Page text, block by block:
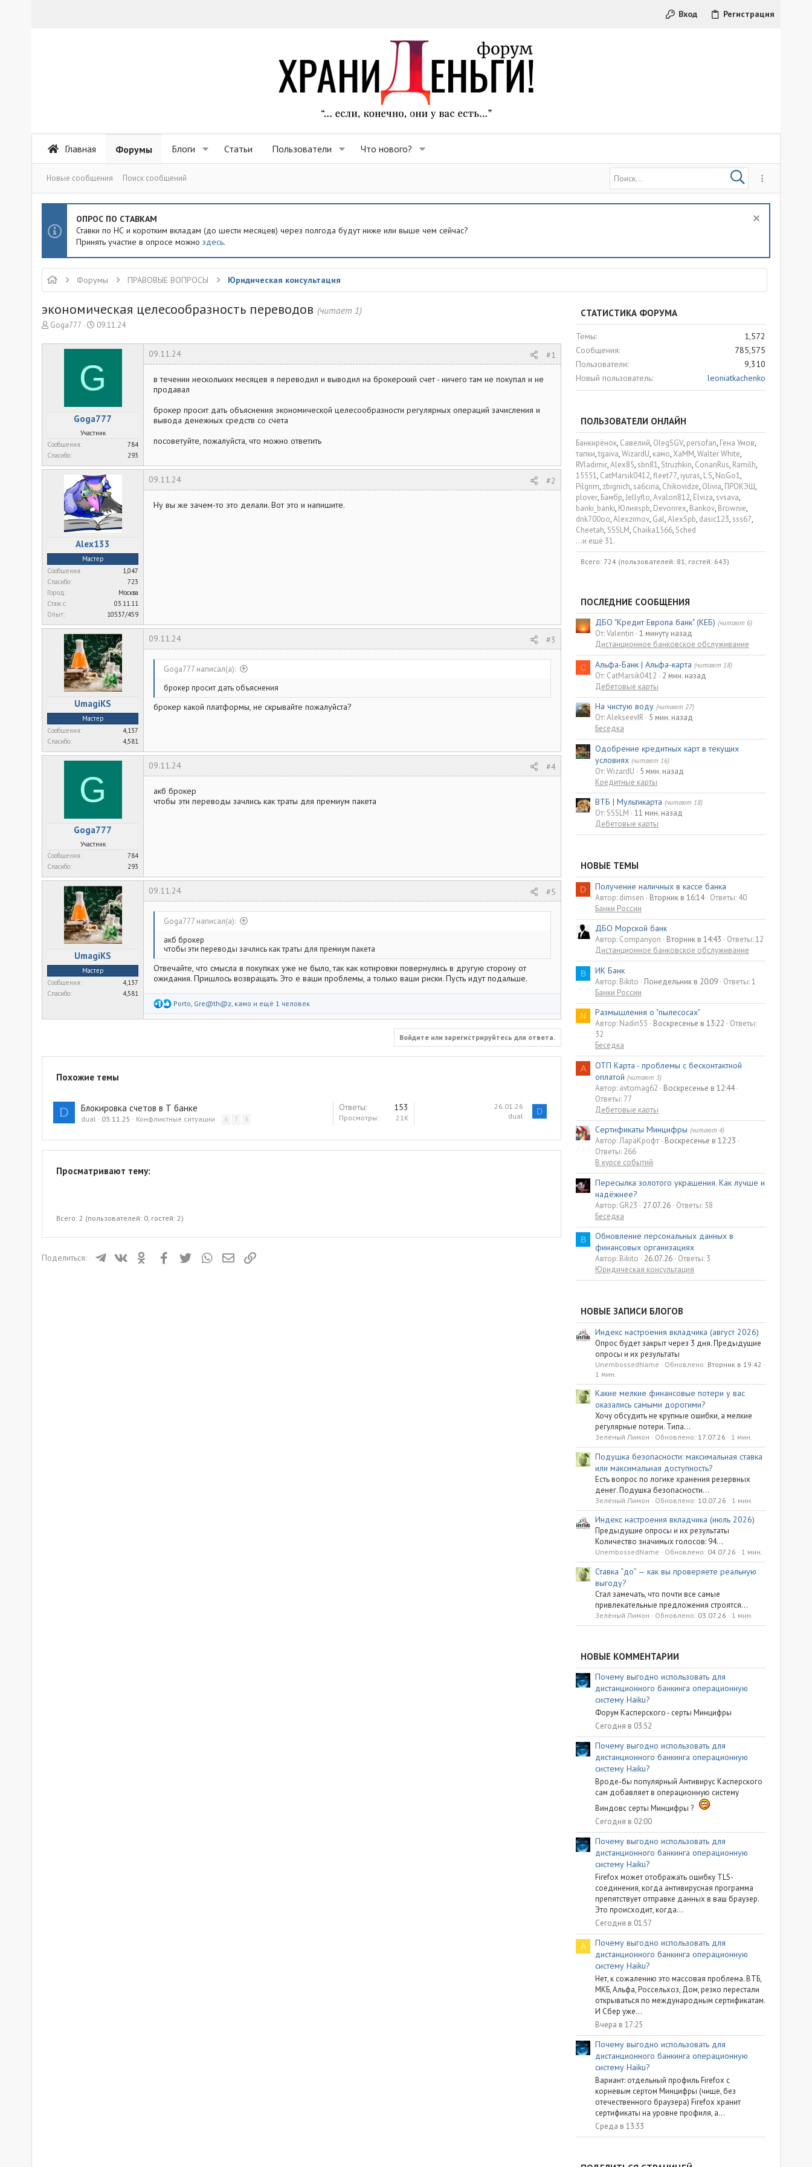
Вход Регистрация
Главная Форумы Блоги Статьи Пользователи Что нового?
Новые сообщения Поиск сообщений
ОПРОС ПО СТАВКАМ
Ставки по НС и коротким вкладам (до шести месяцев) через полгода будут ниже или выше чем сейчас?
Принять участие в опросе можно здесь.
Форумы ПРАВОВЫЕ ВОПРОСЫ Юридическая консультация
экономическая целесообразность переводов (читает 1)
А
т
Goga777
Д
т
н
а
ч
а
09.11.24
G
Goga777
Участник
Сообщения
784
Спасибо
293
09.11.24 #1
в течении нескольких месяцев я переводил и выводил на брокерский счет - ничего там не покупал и не
продавал
брокер просит дать объяснения экономической целесообразности регулярных операций зачисления и
вывода денежных средств со счета
посоветуйте, пожалуйста, что можно ответить
Alex133
Мастер
Сообщения
1,047
Спасибо
723
Город
Москва
Стаж c
03.11.11
Опыт
10537/459
09.11.24 #2
Ну вы же зачем-то это делали. Вот это и напишите.
UmagiKS
Мастер
Сообщения
4,137
Спасибо
4,581
09.11.24 #3
Goga777 написал(а):
брокер просит дать объяснения
брокер какой платформы, не скрывайте пожалуйста?
G
Goga777
Участник
Сообщения
784
Спасибо
293
09.11.24 #4
акб брокер
чтобы эти переводы зачлись как траты для премиум пакета
UmagiKS
Мастер
Сообщения
4,137
Спасибо
4,581
09.11.24 #5
Goga777 написал(а):
акб брокер
чтобы эти переводы зачлись как траты для премиум пакета
Отвечайте, что смысла в покупках уже не было, так как котировки повернулись в другую сторону от
ожидания. Пришлось возвращать. Это е ваши проблемы, а только ваши риски. Пусть идут подальше.
Р
а
Porto, Gre@th@z, камо и ещё 1 человек
Войдите или зарегистрируйтесь для ответа.
Похожие темы
D Блокировка счетов в Т банке
dual 03.11.25 Конфликтные ситуации 6 7 8
Ответы 153
Просмотры 21K
26.01.26
dual
D
Просматривают тему:
Всего: 2 (пользователей: 0, гостей: 2)
Поделиться: ТелеграмВКонтактеОдноклассники
FacebookTwitter WhatsAppЭлектронная почта
СТАТИСТИКА ФОРУМА
Темы
1,572
Сообщения
785,575
Пользователи
9,310
Новый пользователь
leoniatkachenko
ПОЛЬЗОВАТЕЛИ ОНЛАЙН
Банкирёнок Савелий OlegSGV persofan Гена Умов
тапки tgaiva WizardU камо XaMM Walter White
RVladimir Alex85 sbn81 Struzhkin ConanRus Ramilh
15551 CatMarsik0412 fleet77 iyuras L S NoGo1
Pilgrim zbignich sa6cina Chikovidze Olivia ПРОКЭШ
plover Бамбр Jellyflo Avalon812 Elviza svsava
banki_banki Юлияspb Devonrex Bankov Brownie
dnk700oo Alexzimov Gal AlexSpb dasic123 sss67
Cheetah SSSLM Chaika1566 Sched
...и ещё 31.
Всего: 724 (пользователей: 81, гостей: 643)
ПОСЛЕДНИЕ СООБЩЕНИЯ
ДБО "Кредит Европа банк" (КЕБ) (читают 6)
От: Valentin 1 минуту назад
Дистанционное банковское обслуживание
C Альфа-Банк | Альфа-карта (читают 18)
От: CatMarsik0412
2 мин. назад
Дебетовые карты
На чистую воду (читают 27)
От: AlekseevIR 5 мин. назад
Беседка
Одобрение кредитных карт в текущих
условиях (читают 16)
От: WizardU
5 мин. назад
Кредитные карты
ВТБ | Мультикарта (читают 18)
От: SSSLM 11 мин. назад
Дебетовые карты
НОВЫЕ ТЕМЫ
D Получение наличных в кассе банка
Автор: dimsen Вторник в 16:14 Ответы: 40
Банки России
ДБО Морской банк
Автор: Companyon Вторник в 14:43
Ответы: 12
Дистанционное банковское обслуживание
B ИК Банк
Автор: Bikito Понедельник в 20:09 Ответы: 1
Банки России
N Размышления о "пылесосах"
Автор: Nadin55 Воскресенье в 13:22
Ответы:
32
Беседка
A
ОТП Карта - проблемы с бесконтактной
оплатой (читают 3)
Автор: avtomag62
Воскресенье в 12:44
Ответы: 77
Дебетовые карты
Сертификаты Минцифры (читают 4)
Автор: ЛараКрофт Воскресенье в 12:23
Ответы: 266
В курсе событий
Пересылка золотого украшения. Как лучше и
надёжнее?
Автор: GR23 27.07.26 Ответы: 38
Беседка
B
Обновление персональных данных в
финансовых организациях
Автор: Bikito 26.07.26 Ответы: 3
Юридическая консультация
НОВЫЕ ЗАПИСИ БЛОГОВ
Индекс настроения вкладчика (август 2026)
Опрос будет закрыт через 3 дня. Предыдущие
опросы и их результаты
UnembossedName Обновлено: Вторник в 19:42
1 мин.
Какие мелкие финансовые потери у вас
оказались самыми дорогими?
Хочу обсудить не крупные ошибки, а мелкие
регулярные потери. Типа...
Зелёный Лимон Обновлено: 17.07.26 1 мин.
Подушка безопасности: максимальная ставка
или максимальная доступность?
Есть вопрос по логике хранения резервных
денег. Подушка безопасности...
Зелёный Лимон Обновлено: 10.07.26 1 мин.
Индекс настроения вкладчика (июль 2026)
Предыдущие опросы и их результаты
Количество значимых голосов: 94...
UnembossedName Обновлено: 04.07.26 1 мин.
Ставка “до” — как вы проверяете реальную
выгоду?
Стал замечать, что почти все самые
привлекательные предложения строятся...
Зелёный Лимон Обновлено: 03.07.26 1 мин.
НОВЫЕ КОММЕНТАРИИ
Почему выгодно использовать для
дистанционного банкинга операционную
систему Haiku?
Форум Касперского - серты Минцифры
Сегодня в 03:52
Почему выгодно использовать для
дистанционного банкинга операционную
систему Haiku?
Вроде-бы популярный Антивирус Касперского
сам добавляет в операционную систему
Виндовс серты Минцифры ?
Сегодня в 02:00
Почему выгодно использовать для
дистанционного банкинга операционную
систему Haiku?
Firefox может отображать ошибку TLS-
соединения, когда антивирусная программа
препятствует отправке данных в ваш браузер.
Это происходит, когда...
Сегодня в 01:57
A
Почему выгодно использовать для
дистанционного банкинга операционную
систему Haiku?
Нет, к сожалению это массовая проблема. ВТБ,
МКБ, Альфа, Россельхоз, Дом, резко перестали
открываться по международным сертификатам.
И Сбер уже...
Вчера в 17:25
Почему выгодно использовать для
дистанционного банкинга операционную
систему Haiku?
Вариант: отдельный профиль Firefox с
корневым сертом Минцифры (чище, без
отечественного браузера) Firefox хранит
сертификаты на уровне профиля, а...
Среда в 13:33